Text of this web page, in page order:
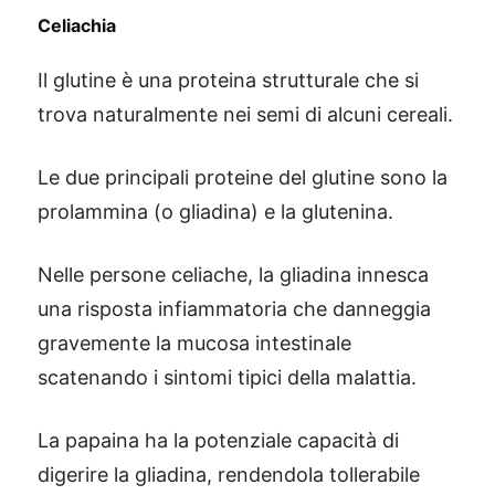
Celiachia
Il glutine è una proteina strutturale che si
trova naturalmente nei semi di alcuni cereali.
Le due principali proteine del glutine sono la
prolammina (o gliadina) e la glutenina.
Nelle persone celiache, la gliadina innesca
una risposta infiammatoria che danneggia
gravemente la mucosa intestinale
scatenando i sintomi tipici della malattia.
La papaina ha la potenziale capacità di
digerire la gliadina, rendendola tollerabile